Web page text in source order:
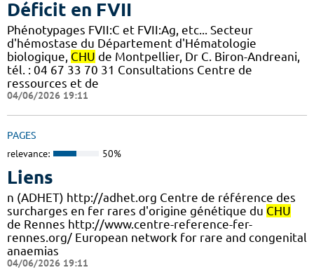
Déficit en FVII
Phénotypages FVII:C et FVII:Ag, etc... Secteur
d'hémostase du Département d'Hématologie
biologique, CHU de Montpellier, Dr C. Biron-Andreani,
tél. : 04 67 33 70 31 Consultations Centre de
ressources et de
04/06/2026 19:11
PAGES
relevance: 50%
Liens
n (ADHET) http://adhet.org Centre de référence des
surcharges en fer rares d'origine génétique du CHU
de Rennes http://www.centre-reference-fer-
rennes.org/ European network for rare and congenital
anaemias
04/06/2026 19:11